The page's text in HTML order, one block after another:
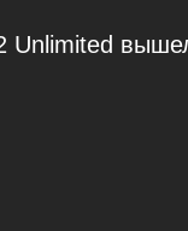
Unlimited